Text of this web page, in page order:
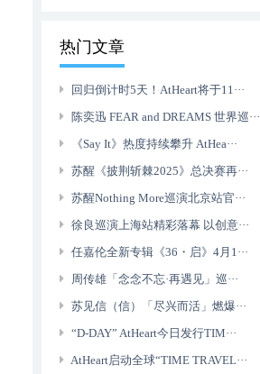
热门文章
回归倒计时5天！AtHeart将于11···
陈奕迅 FEAR and DREAMS 世界巡···
《Say It》热度持续攀升 AtHea···
苏醒《披荆斩棘2025》总决赛再···
苏醒Nothing More巡演北京站官···
徐良巡演上海站精彩落幕 以创意···
任嘉伦全新专辑《36・启》4月1···
周传雄「念念不忘·再遇见」巡···
苏见信（信）「尽兴而活」燃爆···
“D-DAY” AtHeart今日发行TIM···
AtHeart启动全球“TIME TRAVEL···